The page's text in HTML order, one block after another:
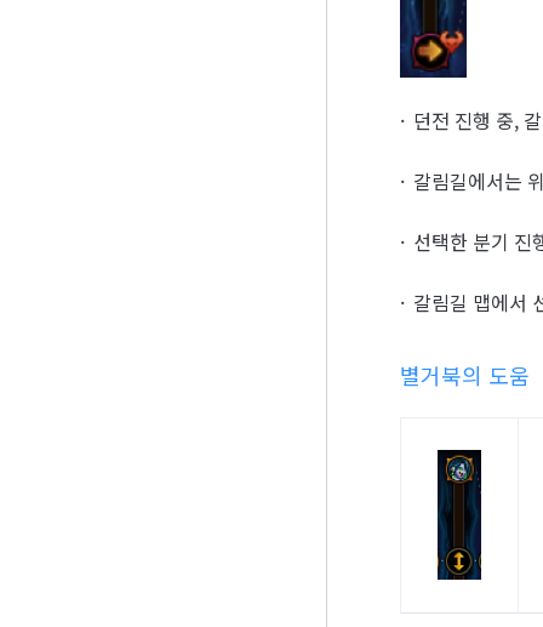
던전 진행 중,
갈림길에서는
선택한 분기 진
갈림길 맵에서
별거북의 도움